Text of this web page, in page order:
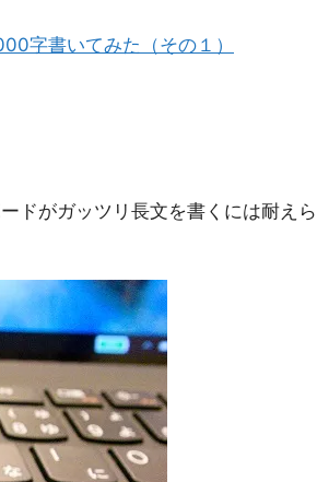
字書いてみた（その１）
ドがガッツリ長文を書くには耐えら